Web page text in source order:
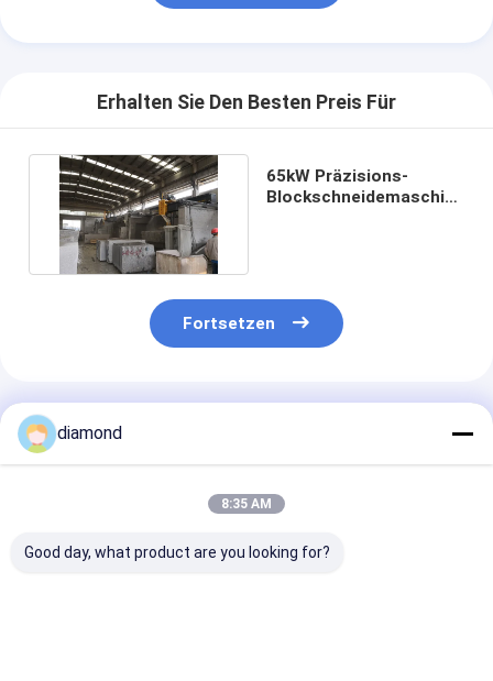
Erhalten Sie Den Besten Preis Für
65kW Präzisions-
Blockschneidemaschine
Fortsetzen
Empfohlene Produkte
diamond
8:35 AM
Good day, what product are you looking for?